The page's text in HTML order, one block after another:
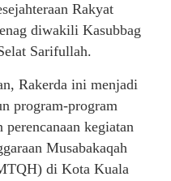
Rakyat
diwakili Kasubbag
Sarifullah.
Rakerda ini menjadi
program-program
perencanaan kegiatan
Musabakaqah
di Kota Kuala